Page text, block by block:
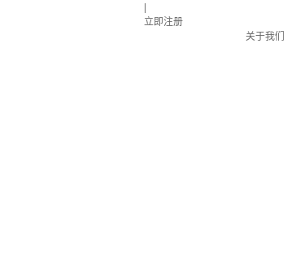
立即注册
关于我们